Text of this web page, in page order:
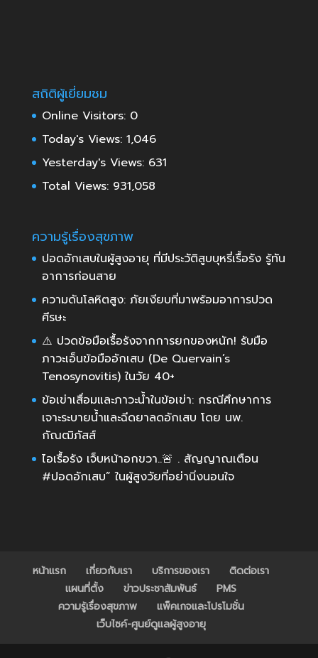
สถิติผู้เยี่ยมชม
Online Visitors: 0
Today's Views: 1,046
Yesterday's Views: 631
Total Views: 931,058
ความรู้เรื่องสุขภาพ
ปอดอักเสบในผู้สูงอายุ ที่มีประวัติสูบบุหรี่เรื้อรัง รู้ทัน
อาการก่อนสาย
ความดันโลหิตสูง: ภัยเงียบที่มาพร้อมอาการปวด
ศีรษะ
⚠️ ปวดข้อมือเรื้อรังจากการยกของหนัก! รับมือ
ภาวะเอ็นข้อมืออักเสบ (De Quervain’s
Tenosynovitis) ในวัย 40+
ข้อเข่าเสื่อมและภาวะน้ำในข้อเข่า: กรณีศึกษาการ
เจาะระบายน้ำและฉีดยาลดอักเสบ โดย นพ.
กัณฒิภัสส์
ไอเรื้อรัง เจ็บหน้าอกขวา..🚨 . สัญญาณเตือน
#ปอดอักเสบ” ในผู้สูงวัยที่อย่านิ่งนอนใจ
หน้าแรก เกี่ยวกับเรา บริการของเรา
ติดต่อเรา
แผนที่ตั้ง
ข่าวประชาสัมพันธ์
PMS
ความรู้เรื่องสุขภาพ
แพ็คเกจและโปรโมชั่น
เว็บไซค์-ศูนย์ดูแลผู้สูงอายุ